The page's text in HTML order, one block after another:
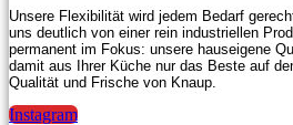
Unsere Flexibilität wird jedem Bedarf
uns deutlich von einer rein industriellen
permanent im Fokus: unsere hauseigene
damit aus Ihrer Küche nur das Beste auf
Qualität und Frische von Knaup.
Instagram